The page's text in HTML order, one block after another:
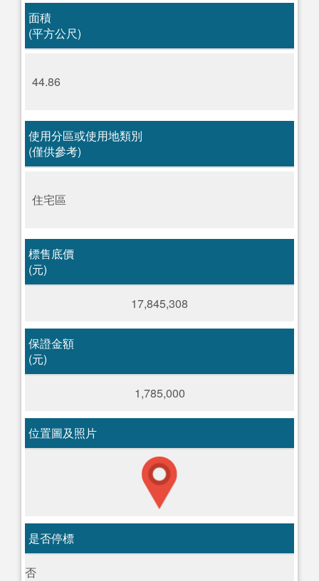
面積
(平方公尺)
44.86
使用分區或使用地類別
(僅供參考)
住宅區
標售底價
(元)
17,845,308
保證金額
(元)
1,785,000
位置圖及照片
是否停標
否